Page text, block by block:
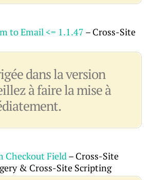
to Email <= 1.1.47 – Cross-Site
dans la version
à faire la mise à
Checkout Field– Cross-Site
& Cross-Site Scripting